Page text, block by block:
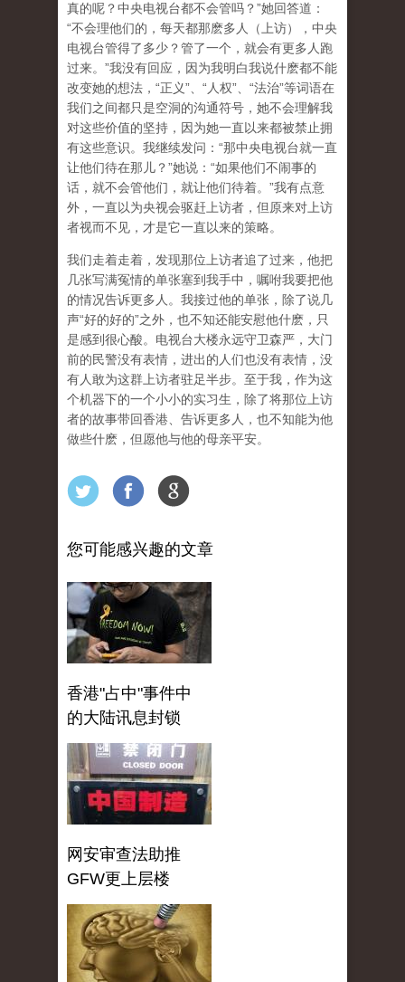
真的呢？中央电视台都不会管吗？”她回答道：
“不会理他们的，每天都那麽多人（上访），中央
电视台管得了多少？管了一个，就会有更多人跑
过来。”我没有回应，因为我明白我说什麽都不能
改变她的想法，“正义”、“人权”、“法治”等词语在
我们之间都只是空洞的沟通符号，她不会理解我
对这些价值的坚持，因为她一直以来都被禁止拥
有这些意识。我继续发问：“那中央电视台就一直
让他们待在那儿？”她说：“如果他们不闹事的
话，就不会管他们，就让他们待着。”我有点意
外，一直以为央视会驱赶上访者，但原来对上访
者视而不见，才是它一直以来的策略。
我们走着走着，发现那位上访者追了过来，他把
几张写满冤情的单张塞到我手中，嘱咐我要把他
的情况告诉更多人。我接过他的单张，除了说几
声“好的好的”之外，也不知还能安慰他什麽，只
是感到很心酸。电视台大楼永远守卫森严，大门
前的民警没有表情，进出的人们也没有表情，没
有人敢为这群上访者驻足半步。至于我，作为这
个机器下的一个小小的实习生，除了将那位上访
者的故事带回香港、告诉更多人，也不知能为他
做些什麽，但愿他与他的母亲平安。
您可能感兴趣的文章
香港"占中"事件中
的大陆讯息封锁
网安审查法助推
GFW更上层楼